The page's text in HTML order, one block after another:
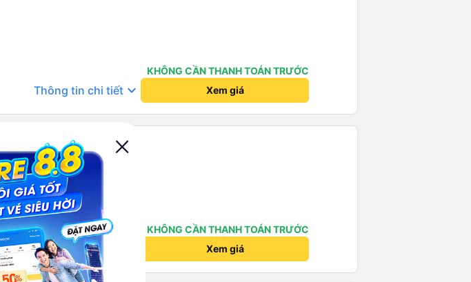
KHÔNG CẦN THANH TOÁN TRƯỚC
Thông tin chi tiết keyboard_arrow_down Xem giá
KHÔNG CẦN THANH TOÁN TRƯỚC
Thông tin chi tiết Xem giá